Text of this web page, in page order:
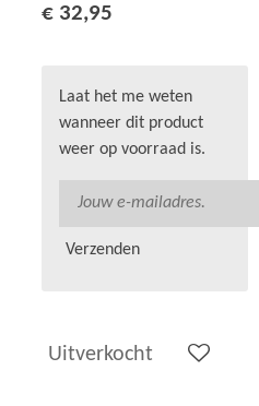
€ 32,95
Laat het me weten
wanneer dit product
weer op voorraad is.
Verzenden
Uitverkocht